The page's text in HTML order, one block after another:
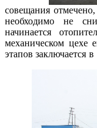
совещания отмечено,
необходимо не
начинается
механическом
этапов заключается в